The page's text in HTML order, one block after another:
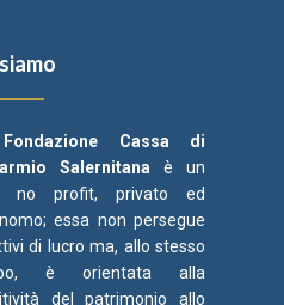
Cassa di
Salernitana è un
no profit, privato ed
essa non persegue
di lucro ma, allo stesso
è orientata alla
del patrimonio allo